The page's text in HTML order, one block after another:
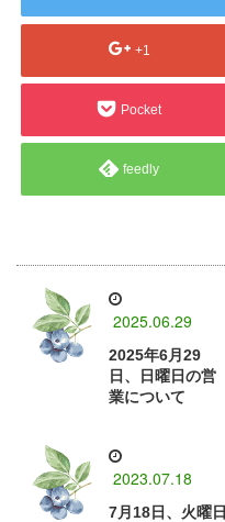
+1
Pocket
feedly
2025.06.29
2025年6月29
日、日曜日の営
業について
2023.07.18
7月18日、火曜日